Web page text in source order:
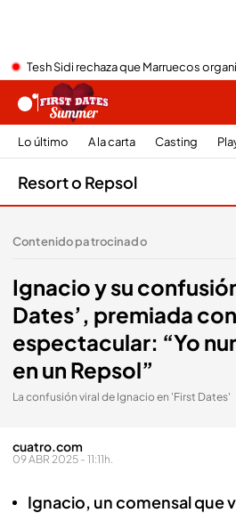
Tesh Sidi rechaza que Marruecos
Lo último A la carta Casting
Resort o Repsol
Contenido patrocinado
Ignacio y su
Dates’, premiada
espectacular: “Yo
en un Repsol”
La confusión viral de Ignacio en 'First Dates'
cuatro.com
09 ABR 2025 - 11:11h.
Ignacio, un comensal que